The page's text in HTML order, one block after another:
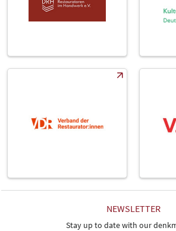
NEWSLETTER
Stay up to date with our